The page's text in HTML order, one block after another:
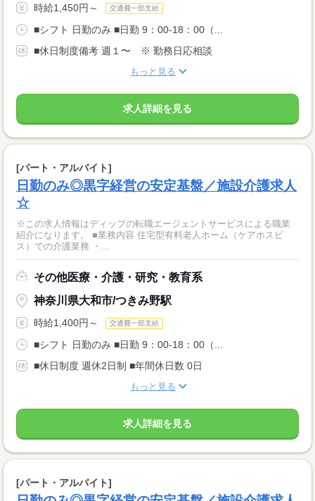
時給1,450円～ 交通費一部支給
■シフト 日勤のみ ■日勤 9：00-18：00（...
■休日制度備考 週１〜 ※ 勤務日応相談
もっと見る
求人詳細を見る
[パート・アルバイト]
日勤のみ◎黒字経営の安定基盤／施設介護求人
☆
※この求人情報はディップの転職エージェントサービスによる職業
紹介になります。 ■業務内容 住宅型有料老人ホーム（ケアホスピ
ス）での介護業務 ・...
その他医療・介護・研究・教育系
神奈川県大和市/つきみ野駅
時給1,400円～ 交通費一部支給
■シフト 日勤のみ ■日勤 9：00-18：00（...
■休日制度 週休2日制 ■年間休日数 0日
もっと見る
求人詳細を見る
[パート・アルバイト]